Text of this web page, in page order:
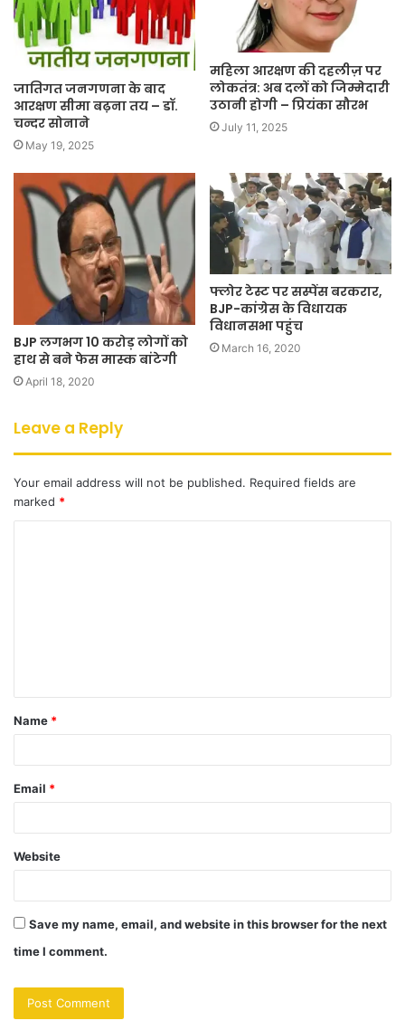
जातिगत जनगणना के बाद
आरक्षण सीमा बढ़ना तय – डॉ.
चन्दर सोनाने
May 19, 2025
महिला आरक्षण की दहलीज़ पर
लोकतंत्र: अब दलों को जिम्मेदारी
उठानी होगी – प्रियंका सौरभ
July 11, 2025
BJP लगभग 10 करोड़ लोगों को
हाथ से बने फेस मास्क बांटेगी
April 18, 2020
फ्लोर टेस्ट पर सस्पेंस बरकरार,
BJP-कांग्रेस के विधायक
विधानसभा पहुंच
March 16, 2020
Leave a Reply
Your email address will not be published. Required fields are
marked *
t
*
Name *
Email *
Website
Save my name, email, and website in this browser for the next
time I comment.